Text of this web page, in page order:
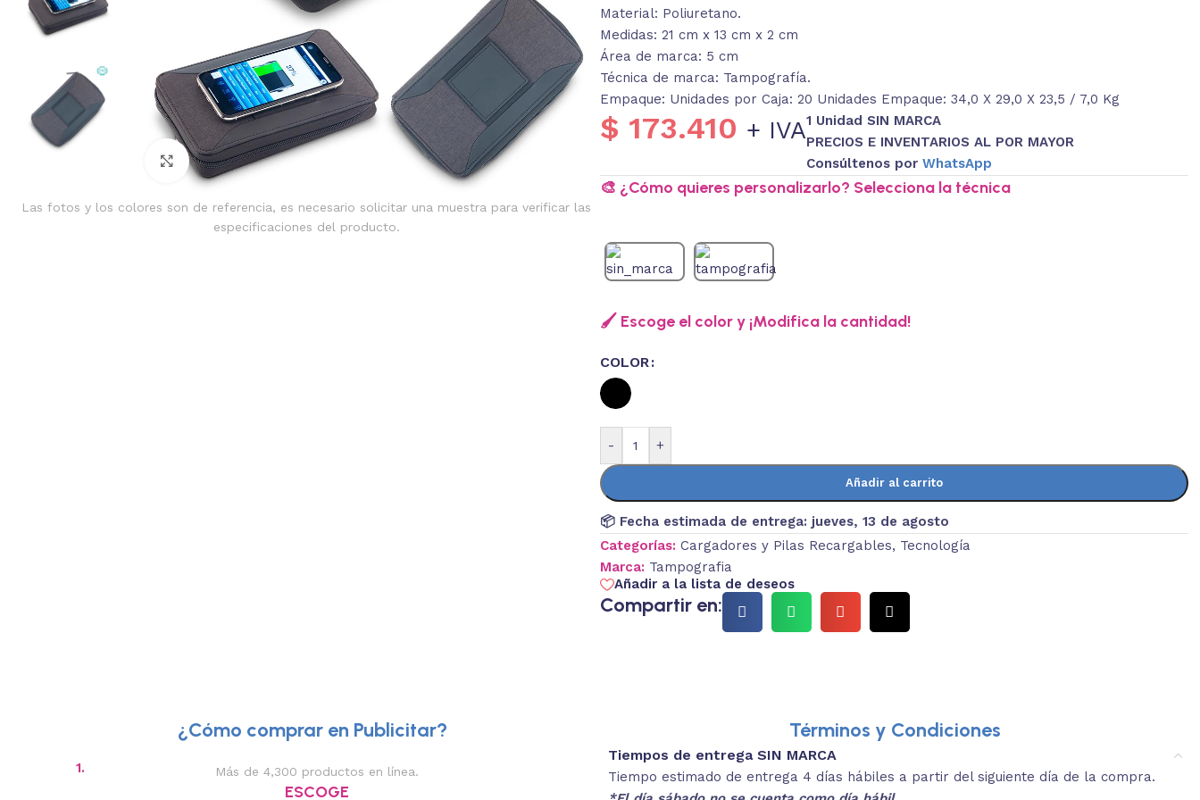
Clic para ampliar
Las fotos y los colores son de referencia, es necesario solicitar una muestra para verificar las
especificaciones del producto.
Material: Poliuretano.
Medidas: 21 cm x 13 cm x 2 cm
Área de marca: 5 cm
Técnica de marca: Tampografía.
Empaque: Unidades por Caja: 20 Unidades Empaque: 34,0 X 29,0 X 23,5 / 7,0 Kg
$ 173.410 + IVA1 Unidad SIN MARCA
PRECIOS E INVENTARIOS AL POR MAYOR
Consúltenos por WhatsApp
🎨 ¿Cómo quieres personalizarlo? Selecciona la técnica
🖌️ Escoge el color y ¡Modifica la cantidad!
COLOR
- +
Añadir al carrito
📦 Fecha estimada de entrega: jueves, 13 de agosto
Categorías: Cargadores y Pilas Recargables, Tecnología
Marca: Tampografia
Añadir a la lista de deseos
Compartir en:
¿Cómo comprar en Publicitar?
1. Más de 4,300 productos en línea.
ESCOGE
Descripciones breves y medidas aproximadas.
REVISA
3.
Términos y Condiciones
Tiempos de entrega SIN MARCA
Tiempo estimado de entrega 4 días hábiles a partir del siguiente día de la compra.